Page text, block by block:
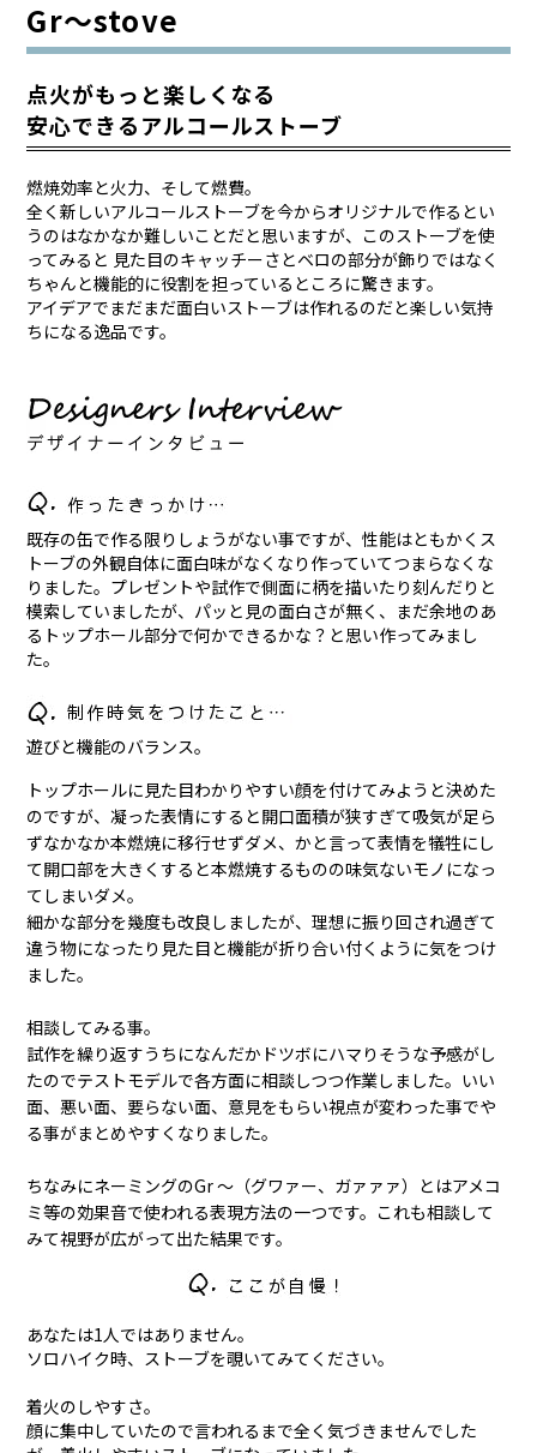
Gr～stove
点火がもっと楽しくなる
安心できるアルコールストーブ
燃焼効率と火力、そして燃費。
全く新しいアルコールストーブを今からオリジナルで作るとい
うのはなかなか難しいことだと思いますが、このストーブを使
ってみると 見た目のキャッチーさとベロの部分が飾りではなく
ちゃんと機能的に役割を担っているところに驚きます。
アイデアでまだまだ面白いストーブは作れるのだと楽しい気持
ちになる逸品です。
既存の缶で作る限りしょうがない事ですが、性能はともかくス
トーブの外観自体に面白味がなくなり作っていてつまらなくな
りました。プレゼントや試作で側面に柄を描いたり刻んだりと
模索していましたが、パッと見の面白さが無く、まだ余地のあ
るトップホール部分で何かできるかな？と思い作ってみまし
た。
遊びと機能のバランス。
トップホールに見た目わかりやすい顔を付けてみようと決めた
のですが、凝った表情にすると開口面積が狭すぎて吸気が足ら
ずなかなか本燃焼に移行せずダメ、かと言って表情を犠牲にし
て開口部を大きくすると本燃焼するものの味気ないモノになっ
てしまいダメ。
細かな部分を幾度も改良しましたが、理想に振り回され過ぎて
違う物になったり見た目と機能が折り合い付くように気をつけ
ました。
相談してみる事。
試作を繰り返すうちになんだかドツボにハマりそうな予感がし
たのでテストモデルで各方面に相談しつつ作業しました。いい
面、悪い面、要らない面、意見をもらい視点が変わった事でや
る事がまとめやすくなりました。
ちなみにネーミングのGr ～（グワァー、ガァァァ）とはアメコ
ミ等の効果音で使われる表現方法の一つです。これも相談して
みて視野が広がって出た結果です。
あなたは1人ではありません。
ソロハイク時、ストーブを覗いてみてください。
着火のしやすさ。
顔に集中していたので言われるまで全く気づきませんでした